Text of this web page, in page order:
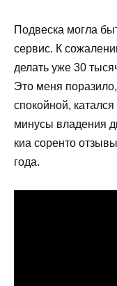
Подвеска могла
сервис. К
делать уже 30
Это меня
спокойной,
минусы владения
киа соренто
года.